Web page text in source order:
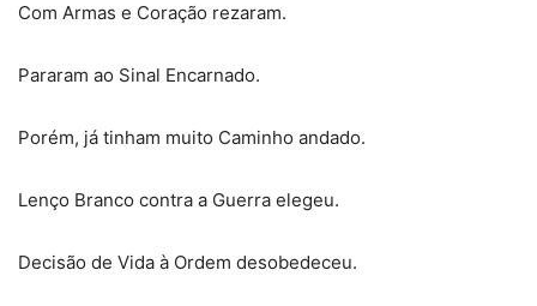
Com Armas e Coração rezaram.
Pararam ao Sinal Encarnado.
Porém, já tinham muito Caminho andado.
Lenço Branco contra a Guerra elegeu.
Decisão de Vida à Ordem desobedeceu.